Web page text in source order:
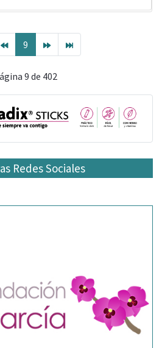
9
9 de 402
Redes Sociales